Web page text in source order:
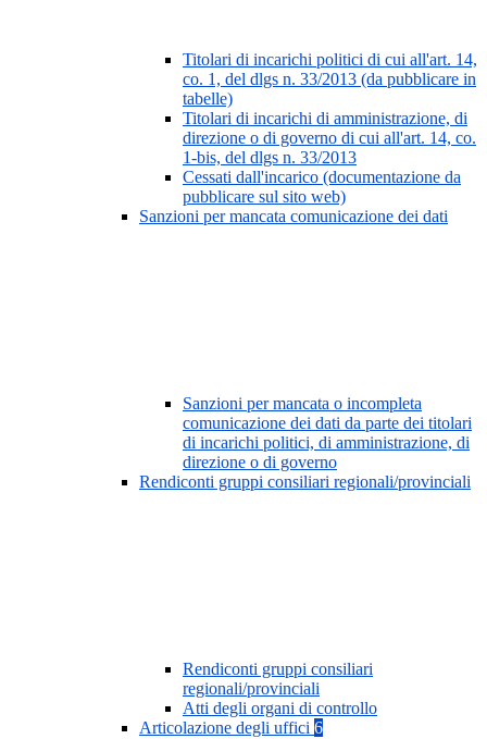
Titolari di incarichi politici di cui all'art. 14,
co. 1, del dlgs n. 33/2013 (da pubblicare in
tabelle)
Titolari di incarichi di amministrazione, di
direzione o di governo di cui all'art. 14, co.
1-bis, del dlgs n. 33/2013
Cessati dall'incarico (documentazione da
pubblicare sul sito web)
Sanzioni per mancata comunicazione dei dati
Sanzioni per mancata o incompleta
comunicazione dei dati da parte dei titolari
di incarichi politici, di amministrazione, di
direzione o di governo
Rendiconti gruppi consiliari regionali/provinciali
Rendiconti gruppi consiliari
regionali/provinciali
Atti degli organi di controllo
Articolazione degli uffici 6